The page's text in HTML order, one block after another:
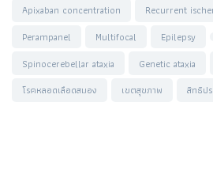
Apixaban concentration
Recurrent
Perampanel
Multifocal
Epilepsy
Spinocerebellar ataxia
Genetic ataxia
โรคหลอดเลือดสมอง
เขตสุขภาพ สิทธิป